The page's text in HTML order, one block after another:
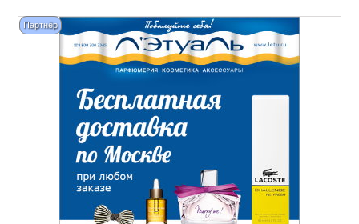
Партнёр